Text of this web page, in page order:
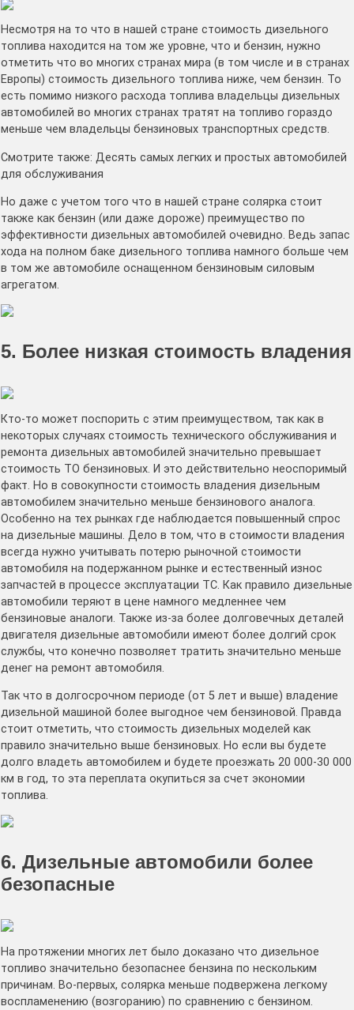
Несмотря на то что в нашей стране стоимость дизельного
топлива находится на том же уровне, что и бензин, нужно
отметить что во многих странах мира (в том числе и в странах
Европы) стоимость дизельного топлива ниже, чем бензин. То
есть помимо низкого расхода топлива владельцы дизельных
автомобилей во многих странах тратят на топливо гораздо
меньше чем владельцы бензиновых транспортных средств.
Смотрите также: Десять самых легких и простых автомобилей
для обслуживания
Но даже с учетом того что в нашей стране солярка стоит
также как бензин (или даже дороже) преимущество по
эффективности дизельных автомобилей очевидно. Ведь запас
хода на полном баке дизельного топлива намного больше чем
в том же автомобиле оснащенном бензиновым силовым
агрегатом.
5. Более низкая стоимость владения
Кто-то может поспорить с этим преимуществом, так как в
некоторых случаях стоимость технического обслуживания и
ремонта дизельных автомобилей значительно превышает
стоимость ТО бензиновых. И это действительно неоспоримый
факт. Но в совокупности стоимость владения дизельным
автомобилем значительно меньше бензинового аналога.
Особенно на тех рынках где наблюдается повышенный спрос
на дизельные машины. Дело в том, что в стоимости владения
всегда нужно учитывать потерю рыночной стоимости
автомобиля на подержанном рынке и естественный износ
запчастей в процессе эксплуатации ТС. Как правило дизельные
автомобили теряют в цене намного медленнее чем
бензиновые аналоги. Также из-за более долговечных деталей
двигателя дизельные автомобили имеют более долгий срок
службы, что конечно позволяет тратить значительно меньше
денег на ремонт автомобиля.
Так что в долгосрочном периоде (от 5 лет и выше) владение
дизельной машиной более выгодное чем бензиновой. Правда
стоит отметить, что стоимость дизельных моделей как
правило значительно выше бензиновых. Но если вы будете
долго владеть автомобилем и будете проезжать 20 000-30 000
км в год, то эта переплата окупиться за счет экономии
топлива.
6. Дизельные автомобили более
безопасные
На протяжении многих лет было доказано что дизельное
топливо значительно безопаснее бензина по нескольким
причинам. Во-первых, солярка меньше подвержена легкому
воспламенению (возгоранию) по сравнению с бензином.